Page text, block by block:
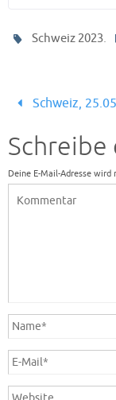
Schweiz 2023.
Schweiz,
Deine E-Mail-Adresse